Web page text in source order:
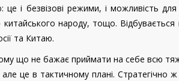
і безвізові режими, і можливість
народу, тощо.
та Китаю.
що не бажає приймати на себе всю
але це в тактичному плані. Стратегічно